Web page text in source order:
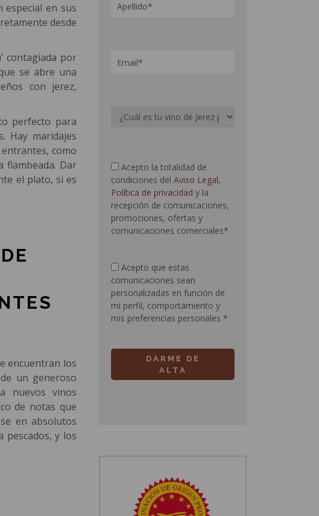
especial en sus
desde
contagiada por
se abre una
con jerez,
perfecto para
Hay maridajes
como
flambeada. Dar
el plato, si es
encuentran los
un generoso
nuevos vinos
de notas que
en absolutos
pescados, y los
Acepto la totalidad de
condiciones del Aviso Legal,
Política de privacidad y la
recepción de comunicaciones,
promociones, ofertas y
comunicaciones comerciales*
Acepto que estas
comunicaciones sean
personalizadas en función de
mi perfil, comportamiento y
mis preferencias personales *
DARME DE
ALTA